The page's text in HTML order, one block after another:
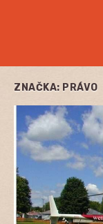
ZNAČKA: PRÁVO